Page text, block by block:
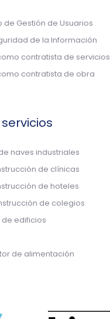
de Gestión de Usuarios
de la Información
contratista de servicios
contratista de obra
naves industriales
de clínicas
de hoteles
de colegios
edificios
de alimentación